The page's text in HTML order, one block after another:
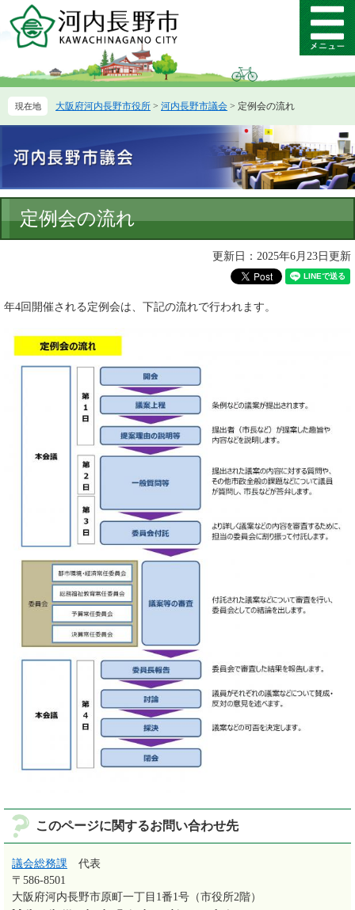
ー
先
す。
ニ
を
し
へ
メ
ニ
ー
大阪府河内長野市役所 > 河内長野市議会 > 定例会の流れ
文
定例会の流れ
更新日：2025年6月23日更新
年4回開催される定例会は、下記の流れで行われます。
このページに関するお問い合わせ先
議会総務課
代表
〒586-8501
大阪府河内長野市原町一丁目1番1号（市役所2階）